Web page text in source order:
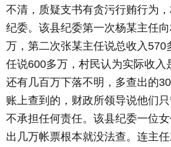
不清，质疑支书有贪污行贿行为
纪委。该县纪委第一次杨某主任
万，第二次张某主任说总收入570
任说600多万，村民认为实际收入
还有几百万下落不明，多查出的
账上查到的，财政所领导说他们
不承担任何责任。该县纪委一位
出几万帐票根本就没法查。连主